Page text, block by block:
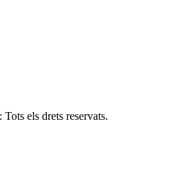
els drets reservats.